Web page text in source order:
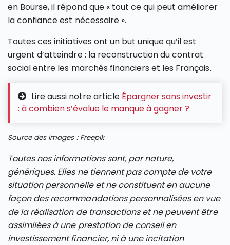
en Bourse, il répond que « tout ce qui peut améliorer
la confiance est nécessaire ».
Toutes ces initiatives ont un but unique qu’il est
urgent d’atteindre : la reconstruction du contrat
social entre les marchés financiers et les Français.
Lire aussi notre article Épargner sans investir
: à combien s’évalue le manque à gagner ?
Source des images : Freepik
Toutes nos informations sont, par nature,
génériques. Elles ne tiennent pas compte de votre
situation personnelle et ne constituent en aucune
façon des recommandations personnalisées en vue
de la réalisation de transactions et ne peuvent être
assimilées à une prestation de conseil en
investissement financier, ni à une incitation